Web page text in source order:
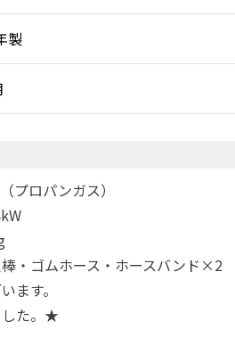
製
パンガス）
ムホース・ホースバンド×2
ます。
た。★